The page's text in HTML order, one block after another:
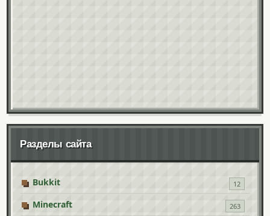
Разделы сайта
Bukkit 12
Minecraft 263